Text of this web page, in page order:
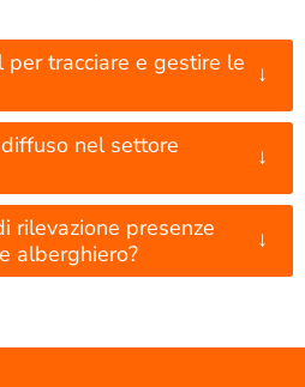
per tracciare e gestire le ↓
nel settore
↓
rilevazione presenze
alberghiero?
↓